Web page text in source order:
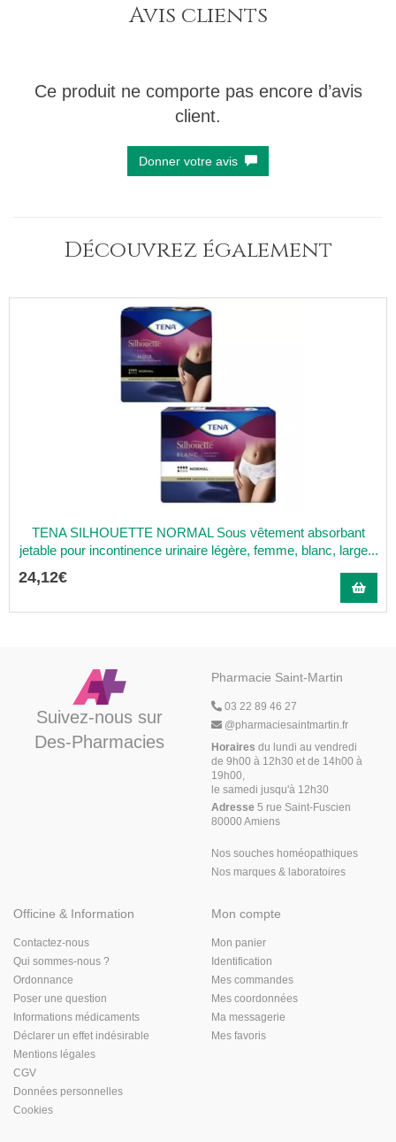
Avis clients
Ce produit ne comporte pas encore d’avis
client.
Donner votre avis
Découvrez également
TENA SILHOUETTE NORMAL Sous vêtement absorbant
jetable pour incontinence urinaire légère, femme, blanc, large...
24,12€
Suivez-nous sur
Des-Pharmacies
Pharmacie Saint-Martin
03 22 89 46 27
@pharmaciesaintmartin.fr
Horaires du lundi au vendredi
de 9h00 à 12h30 et de 14h00 à
19h00,
le samedi jusqu'à 12h30
Adresse 5 rue Saint-Fuscien
80000 Amiens
Nos souches homéopathiques
Nos marques & laboratoires
Officine & Information
Contactez-nous
Qui sommes-nous ?
Ordonnance
Poser une question
Informations médicaments
Déclarer un effet indésirable
Mentions légales
CGV
Données personnelles
Cookies
Mon compte
Mon panier
Identification
Mes commandes
Mes coordonnées
Ma messagerie
Mes favoris